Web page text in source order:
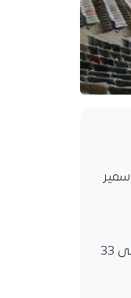
ابتداء من اليوم.. أمطار رعدية مرتقبة على 33